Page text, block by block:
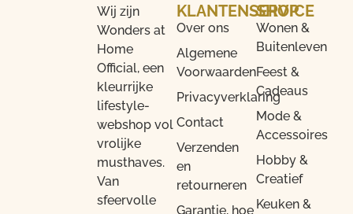
Wij zijn
Wonders at
Home
Official, een
kleurrijke
lifestyle-
webshop vol
vrolijke
musthaves.
Van
sfeervolle
SHOP
Wonen &
Buitenleven
Feest &
Cadeaus
Mode &
Accessoires
Hobby &
Creatief
Keuken &
KLANTENSERVICE
Over ons
Algemene
Voorwaarden
Privacyverklaring
Contact
Verzenden
en
retourneren
Garantie, hoe